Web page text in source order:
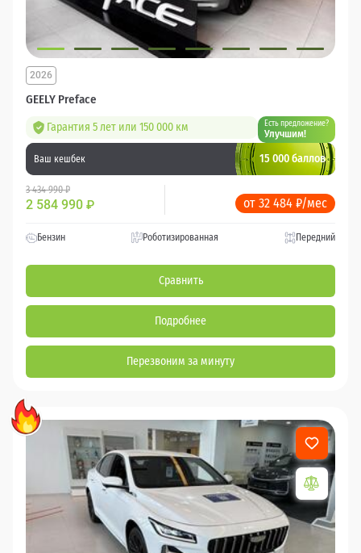
GEELY Preface
2026
Гарантия 5 лет или 150 000 км Есть предложение?
Улучшим!
Ваш кешбек 15 000 баллов
3 434 990 ₽
2 584 990 ₽ от 32 484 ₽/мес
Бензин Роботизированная Передний
Сравнить
Подробнее
Перезвоним за минуту